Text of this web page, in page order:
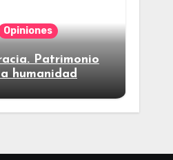
Opiniones
Patrimonio
humanidad